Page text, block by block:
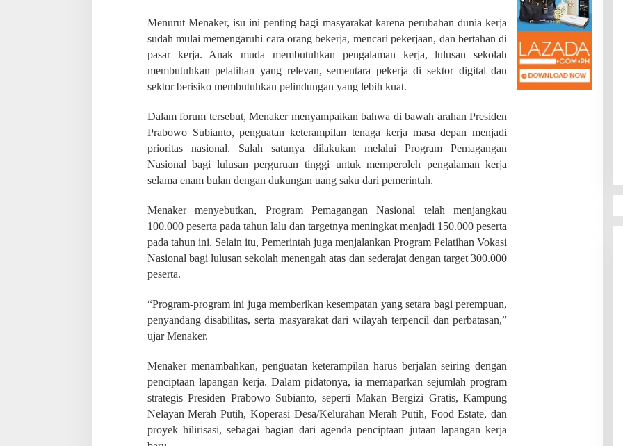
r
e
d
e
P
r
a
b
o
w
n
t
u
k
S
p
k
a
n
e
n
a
g
a
K
Menurut Menaker, isu ini penting bagi masyarakat karena perubahan dunia kerja
sudah mulai memengaruhi cara orang bekerja, mencari pekerjaan, dan bertahan di
pasar kerja. Anak muda membutuhkan pengalaman kerja, lulusan sekolah
membutuhkan pelatihan yang relevan, sementara pekerja di sektor digital dan
sektor berisiko membutuhkan pelindungan yang lebih kuat.
Dalam forum tersebut, Menaker menyampaikan bahwa di bawah arahan Presiden
Prabowo Subianto, penguatan keterampilan tenaga kerja masa depan menjadi
prioritas nasional. Salah satunya dilakukan melalui Program Pemagangan
Nasional bagi lulusan perguruan tinggi untuk memperoleh pengalaman kerja
selama enam bulan dengan dukungan uang saku dari pemerintah.
Menaker menyebutkan, Program Pemagangan Nasional telah menjangkau
100.000 peserta pada tahun lalu dan targetnya meningkat menjadi 150.000 peserta
pada tahun ini. Selain itu, Pemerintah juga menjalankan Program Pelatihan Vokasi
Nasional bagi lulusan sekolah menengah atas dan sederajat dengan target 300.000
peserta.
“Program-program ini juga memberikan kesempatan yang setara bagi perempuan,
penyandang disabilitas, serta masyarakat dari wilayah terpencil dan perbatasan,”
ujar Menaker.
Menaker menambahkan, penguatan keterampilan harus berjalan seiring dengan
penciptaan lapangan kerja. Dalam pidatonya, ia memaparkan sejumlah program
strategis Presiden Prabowo Subianto, seperti Makan Bergizi Gratis, Kampung
Nelayan Merah Putih, Koperasi Desa/Kelurahan Merah Putih, Food Estate, dan
proyek hilirisasi, sebagai bagian dari agenda penciptaan jutaan lapangan kerja